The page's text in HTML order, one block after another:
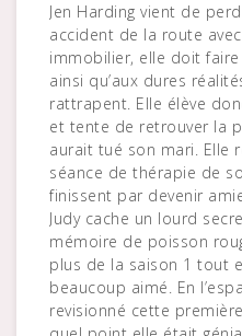
Jen Harding vient de
accident de la route
immobilier, elle doit
ainsi qu’aux dures
rattrapent. Elle élève
et tente de retrouver la
aurait tué son mari. Elle
séance de thérapie de
finissent par devenir
Judy cache un lourd
mémoire de poisson
plus de la saison 1 tout
beaucoup aimé. En
revisionné cette